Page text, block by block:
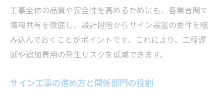
工事全体の品質や安全性を高めるためにも、各業者間で
情報共有を徹底し、設計段階からサイン設置の要件を組
み込んでおくことがポイントです。これにより、工程遅
延や追加費用の発生リスクを低減できます。
サイン工事の進め方と関係部門の役割